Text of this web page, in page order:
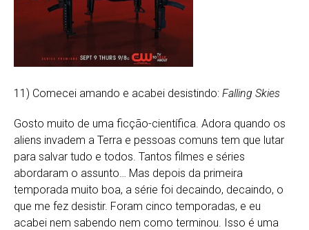
11) Comecei amando e acabei desistindo: Falling Skies
Gosto muito de uma ficção-científica. Adora quando os
aliens invadem a Terra e pessoas comuns tem que lutar
para salvar tudo e todos. Tantos filmes e séries
abordaram o assunto… Mas depois da primeira
temporada muito boa, a série foi decaindo, decaindo, o
que me fez desistir. Foram cinco temporadas, e eu
acabei nem sabendo nem como terminou. Isso é uma